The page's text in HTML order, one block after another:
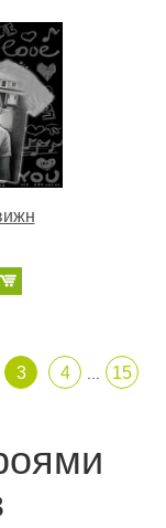
3 4 ... 15